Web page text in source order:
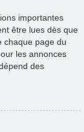
importantes
être lues dès que
chaque page du
les annonces
des